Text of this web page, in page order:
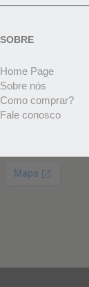
SOBRE
Home Page
Sobre nós
Como comprar?
Fale conosco